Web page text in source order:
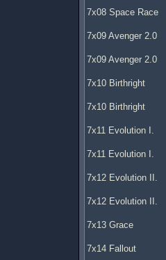
7x08 Space Race
7x09 Avenger 2.0
7x09 Avenger 2.0
7x10 Birthright
7x10 Birthright
7x11 Evolution I.
7x11 Evolution I.
7x12 Evolution II.
7x12 Evolution II.
7x13 Grace
7x14 Fallout